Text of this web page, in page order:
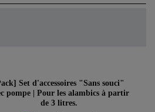
Set d'accessoires "Sans souci"
pompe | Pour les alambics à partir
de 3 litres.